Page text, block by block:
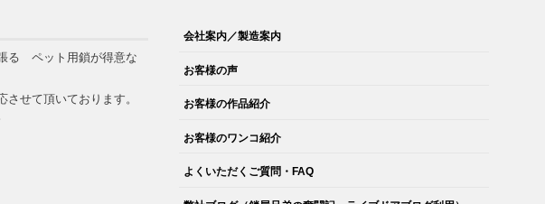
る ペット用鎖が得意な
せて頂いております。
会社案内／製造案内
お客様の声
お客様の作品紹介
お客様のワンコ紹介
よくいただくご質問・FAQ